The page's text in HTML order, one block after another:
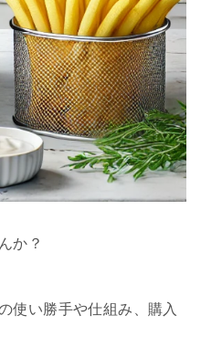
か？
使い勝手や仕組み、購入